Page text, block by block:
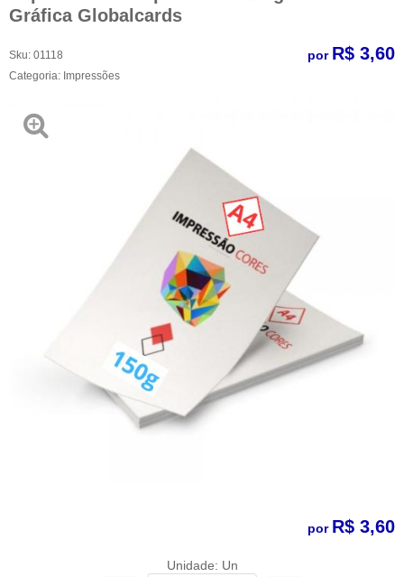
Gráfica Globalcards
Sku: 01118
Categoria: Impressões
por R$ 3,60
por R$ 3,60
Unidade: Un